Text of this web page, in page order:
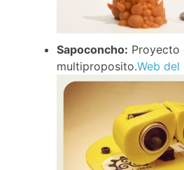
Sapoconcho: Proyecto
multiproposito.Web